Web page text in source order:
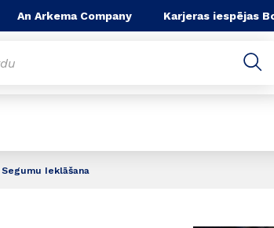
An Arkema Company Karjeras iespējas
Ieklāšana